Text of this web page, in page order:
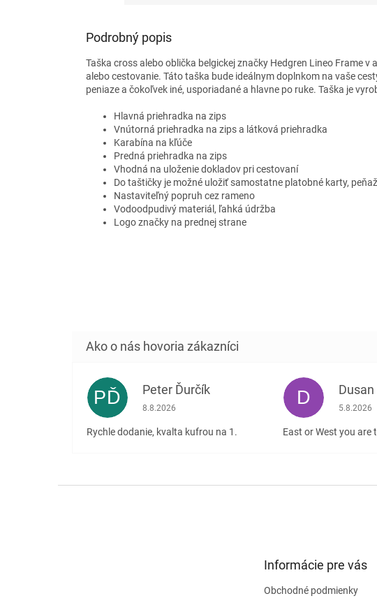
Podrobný popis
Taška cross alebo oblička belgickej značky Hedgren Lineo Frame
alebo cestovanie. Táto taška bude ideálnym doplnkom na vaše
peniaze a čokoľvek iné, usporiadané a hlavne po ruke. Taška je
Hlavná priehradka na zips
Vnútorná priehradka na zips a látková priehradka
Karabína na kľúče
Predná priehradka na zips
Vhodná na uloženie dokladov pri cestovaní
Do taštičky je možné uložiť samostatne platobné karty,
Nastaviteľný popruh cez rameno
Vodoodpudivý materiál, ľahká údržba
Logo značky na prednej strane
PĎ Peter Ďurčík
Hodnotenie obchodu je 5 z 5 hviezdičiek.
8.8.2026
Rychle dodanie, kvalta kufrou na 1.
D Dusan
5.8.2026
East or West you are
Informácie pre vás
Obchodné podmienky